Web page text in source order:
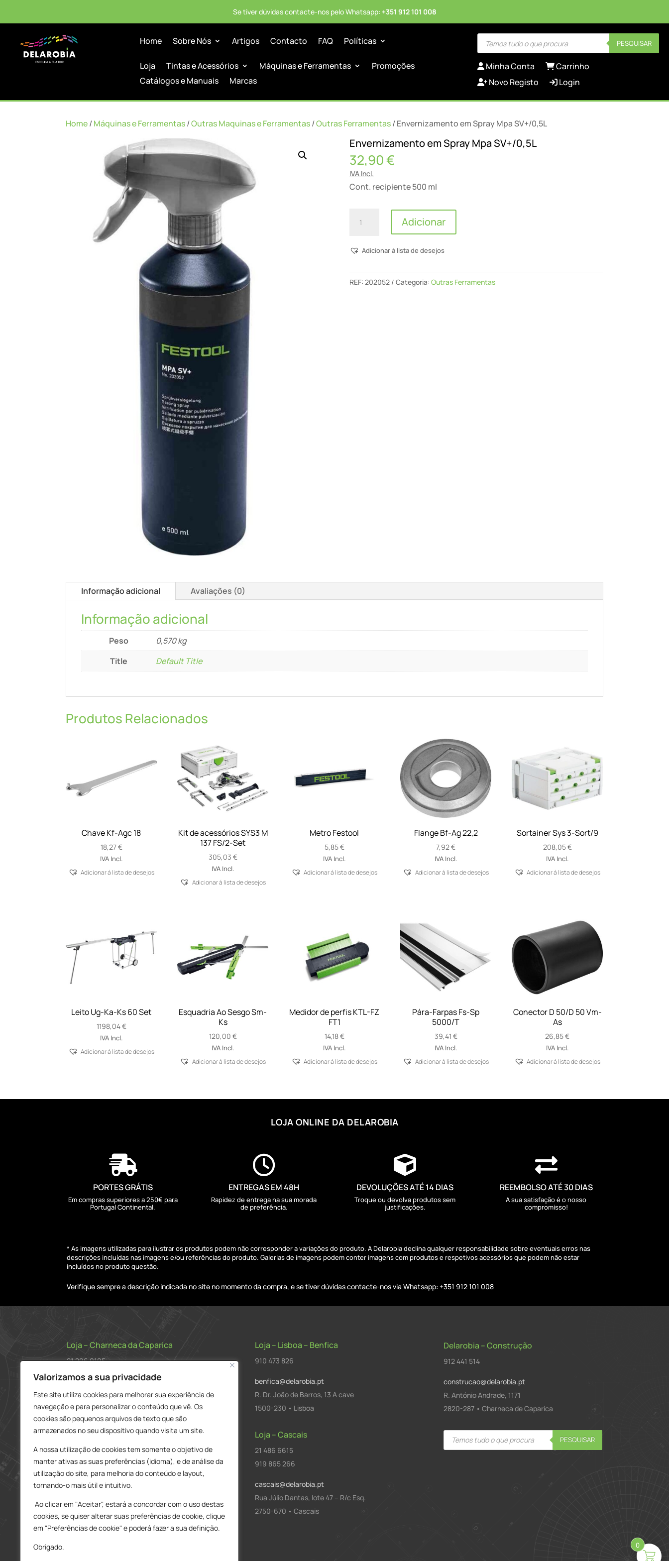
Valorizamos a sua privacidade
Este site utiliza cookies para melhorar sua experiência de
navegação e para personalizar o conteúdo que vê. Os
cookies são pequenos arquivos de texto que são
armazenados no seu dispositivo quando visita um site.
A nossa utilização de cookies tem somente o objetivo de
manter ativas as suas preferências (idioma), e de análise da
utilização do site, para melhoria do conteúdo e layout,
tornando-o mais útil e intuitivo.
Ao clicar em "Aceitar", estará a concordar com o uso destas
cookies, se quiser alterar suas preferências de cookie, clique
em "Preferências de cookie" e poderá fazer a sua definição.
Obrigado.
Se tiver dúvidas contacte-nos pelo Whatsapp: +351 912 101 008
Home Sobre Nós Artigos Contacto FAQ Políticas Products
search PESQUISAR
Loja Tintas e Acessórios Máquinas e Ferramentas
Promoções
Catálogos e Manuais
Marcas
Minha Conta
Carrinho
Novo Registo
Login
Home/Máquinas e Ferramentas/Outras Maquinas e Ferramentas/Outras Ferramentas/ Envernizamento em Spray Mpa SV+/0,5L
Envernizamento em Spray Mpa SV+/0,5L
32,90€
IVA Incl.
Cont. recipiente 500 ml
Quantidade
em
Mpa
Adicionar
Adicionar á lista de desejos
REF: 202052 Categoria: Outras Ferramentas
Informação adicional Avaliações (0)
Informação adicional
Peso
0,570 kg
Title
Default Title
Produtos Relacionados
Chave Kf-Agc 18
18,27€
IVA Incl.
Adicionar á lista de desejos
Kit de acessórios SYS3 M
137 FS/2-Set
305,03 €
IVA Incl.
Adicionar á lista de desejos
Metro Festool
5,85€
IVA Incl.
Adicionar á lista de desejos
Flange Bf-Ag 22,2
7,92€
IVA Incl.
Adicionar á lista de desejos
Sortainer Sys 3-Sort/9
208,05€
IVA Incl.
Adicionar á lista de desejos
Leito Ug-Ka-Ks 60 Set
1198,04€
IVA Incl.
Adicionar á lista de desejos
Esquadria Ao Sesgo Sm-
Ks
120,00 €
IVA Incl.
Adicionar á lista de desejos
Medidor de perfis KTL-FZ
FT1
14,18€
IVA Incl.
Adicionar á lista de desejos
Pára-Farpas Fs-Sp
5000/T
39,41 €
IVA Incl.
Adicionar á lista de desejos
Conector D 50/D 50 Vm-
As
26,85€
IVA Incl.
Adicionar á lista de desejos
LOJA ONLINE DA DELAROBIA

PORTES GRÁTIS
Em compras superiores a 250€ para
Portugal Continental.

ENTREGAS EM 48H
Rapidez de entrega na sua morada
de preferência.

DEVOLUÇÕES ATÉ 14 DIAS
Troque ou devolva produtos sem
justificações.

REEMBOLSO ATÉ 30 DIAS
A sua satisfação é o nosso
compromisso!
* As imagens utilizadas para ilustrar os produtos podem não corresponder a variações do produto. A Delarobia declina qualquer responsabilidade sobre eventuais erros nas
descrições incluídas nas imagens e/ou referências do produto. Galerias de imagens podem conter imagens com produtos e respetivos acessórios que podem não estar
incluídos no produto questão.
Verifique sempre a descrição indicada no site no momento da compra, e se tiver dúvidas contacte-nos via Whatsapp: +351 912 101 008
Loja – Charneca da Caparica
21 296 0195
912 606 251
charneca@delarobia.pt
R. António Andrade, 1116
2820-287 • Charneca da Caparica
Loja – Lisboa – Benfica
910 473 826
benfica@delarobia.pt
R. Dr. João de Barros, 13 A cave
1500-230 • Lisboa
Loja – Tires
214 453 329
919 865 192
919 865 292
Av. Amália Rodrigues, 190
2785-613 • São Domingos de Rana
Loja – Cascais
21 486 6615
919 865 266
cascais@delarobia.pt
Rua Júlio Dantas, lote 47 – R/c Esq.
2750-670 • Cascais
Delarobia – Construção
912 441 514
construcao@delarobia.pt
R. António Andrade, 1171
2820-287 • Charneca de Caparica
Products
search PESQUISAR
0